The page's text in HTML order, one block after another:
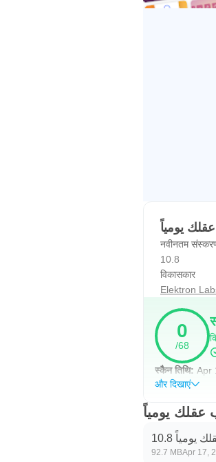
नवीनतम
10.8
विकासकार
Elektron
0
/68
स्कैन तिथि: Apr
और दिखाएं
10.8
92.7 MBApr 17,